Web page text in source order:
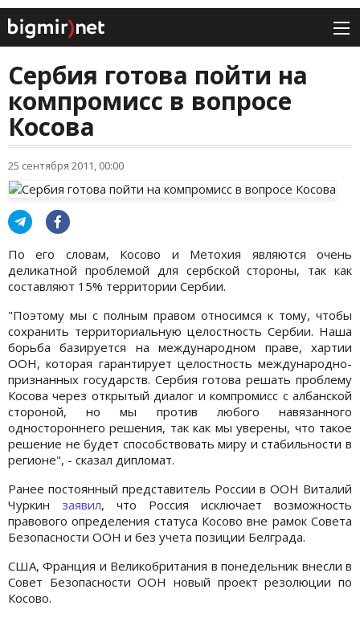
Сербия готова пойти на
компромисс в вопросе
Косова
25 сентября 2011, 00:00
По его словам, Косово и Метохия являются очень
деликатной проблемой для сербской стороны, так как
составляют 15% территории Сербии.
"Поэтому мы с полным правом относимся к тому, чтобы
сохранить территориальную целостность Сербии. Наша
борьба базируется на международном праве, хартии
ООН, которая гарантирует целостность международно-
признанных государств. Сербия готова решать проблему
Косова через открытый диалог и компромисс с албанской
стороной, но мы против любого навязанного
одностороннего решения, так как мы уверены, что такое
решение не будет способствовать миру и стабильности в
регионе", - сказал дипломат.
Ранее постоянный представитель России в ООН Виталий
Чуркин заявил, что Россия исключает возможность
правового определения статуса Косово вне рамок Совета
Безопасности ООН и без учета позиции Белграда.
США, Франция и Великобритания в понедельник внесли в
Совет Безопасности ООН новый проект резолюции по
Косово.